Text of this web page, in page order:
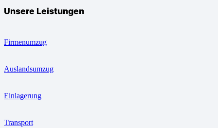
Unsere Leistungen
Firmenumzug
Auslandsumzug
Einlagerung
Transport